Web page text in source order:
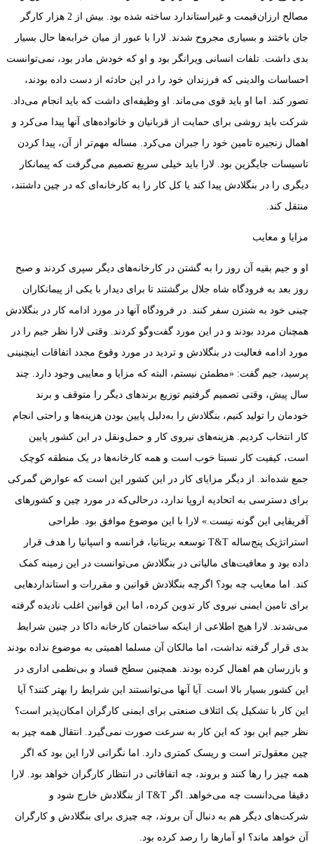
مصالح ارزان‌قیمت و غیراستاندارد ساخته شده بود. بیش از 2 هزار کارگر
جان باختند و بسیاری مجروح شدند. لارا با عبور از میان خرابه‌ها حال بسیار
بدی داشت. تلفات انسانی ویرانگر بود و او که خودش مادر بود، نمی‌توانست
احساسات والدینی که فرزندان خود را در این حادثه از دست داده بودند،
تصور کند. اما او باید قوی می‌ماند. او وظیفه‌ای داشت که باید انجام می‌داد.
شرکت باید روشی برای حمایت از قربانیان و خانواده‌های آنها پیدا می‌کرد و
اهمال زنجیره تامین خود را جبران می‌کرد. مساله مهم‌تر از آن، پیدا کردن
تاسیسات جایگزین بود. لارا باید خیلی سریع تصمیم می‌گرفت که پیمانکار
دیگری را در بنگلادش پیدا کند یا کل کار را به کارخانه‌ای که در چین داشتند،
منتقل کند.
مزایا و معایب
او و جیم بقیه آن روز را به گشتن در کارخانه‌های دیگر سپری کردند و صبح
روز بعد به فرودگاه شاه جلال برگشتند تا برای دیدار با یکی از پیمانکاران
چینی خود به شنزن سفر کنند. در فرودگاه آنها در مورد ادامه کار در بنگلادش
همچنان مردد بودند و در این مورد گفت‌وگو کردند. وقتی لارا نظر جیم را در
مورد ادامه فعالیت در بنگلادش و تردید در مورد وقوع مجدد اتفاقات اینچنینی
پرسید، جیم گفت: «مطمئن نیستم، البته که مزایا و معایبی وجود دارد. چند
سال پیش، وقتی تصمیم گرفتیم توزیع برندهای دیگر را متوقف و برند
خودمان را تولید کنیم، بنگلادش را به‌دلیل پایین بودن هزینه‌ها و راحتی انجام
کار انتخاب کردیم. هزینه‌های نیروی کار و حمل‌ونقل در این کشور پایین
است، کیفیت کار نسبتا خوب است و همه کارخانه‌ها در یک منطقه کوچک
جمع شده‌اند. از دیگر مزایای کار در این کشور این است که عوارض گمرکی
برای دسترسی به اتحادیه اروپا ندارد، درحالی‌که در مورد چین و کشورهای
آفریقایی این گونه نیست.» لارا با این موضوع موافق بود. طراحی
استراتژیک پنج‌ساله T&T توسعه بریتانیا، فرانسه و اسپانیا را هدف قرار
داده بود و معافیت‌های مالیاتی در بنگلادش می‌توانست در این زمینه کمک
کند. اما معایب چه بود؟ اگرچه بنگلادش قوانین و مقررات و استانداردهایی
برای تامین ایمنی نیروی کار تدوین کرده، اما این قوانین اغلب نادیده گرفته
می‌شدند. لارا هیچ اطلاعی از اینکه ساختمان کارخانه داکا در چنین شرایط
بدی قرار گرفته نداشت، اما مالکان آن مسلما اهمیتی به موضوع نداده بودند
و بازرسان هم اهمال کرده بودند. همچنین سطح فساد و بی‌نظمی اداری در
این کشور بسیار بالا است. آیا آنها می‌توانستند این شرایط را بهتر کنند؟ آیا
این کار با تشکیل یک ائتلاف صنعتی برای ایمنی کارگران امکان‌پذیر است؟
نظر جیم این بود که این کار به سرعت صورت نمی‌گیرد. انتقال همه چیز به
چین معقول‌تر است و ریسک کمتری دارد. اما نگرانی لارا این بود که اگر
همه چیز را رها کنند و بروند، چه اتفاقاتی در انتظار کارگران خواهد بود. لارا
دقیقا می‌دانست چه می‌خواهد. اگر T&T از بنگلادش خارج شود و
شرکت‌های دیگر هم به دنبال آن بروند، چه چیزی برای بنگلادش و کارگران
آن خواهد ماند؟ او آمارها را رصد کرده بود.